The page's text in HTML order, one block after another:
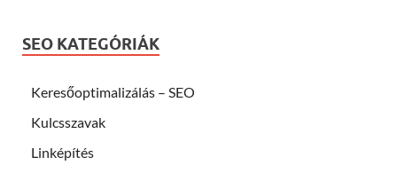
SEO KATEGÓRIÁK
Keresőoptimalizálás – SEO
Kulcsszavak
Linképítés